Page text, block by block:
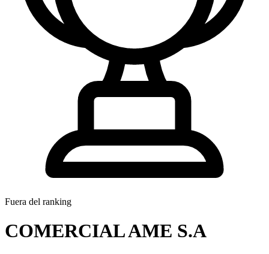
Fuera del ranking
COMERCIAL AME S.A